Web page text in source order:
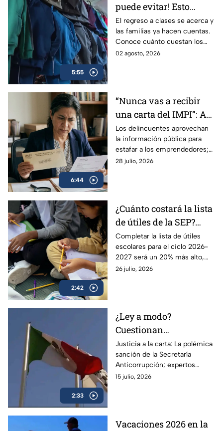
5:55
puede evitar! Esto
gastarán las familias
mexicanas por el
regreso a clases 2026
El regreso a clases se acerca y
las familias ya hacen cuentas.
Conoce cuánto cuestan los
uniformes, dónde buscan
02 agosto, 2026
6:44
“Nunca vas a recibir
una carta del IMPI”: Así
operan las estafas para
“renovar tu marca” en
México; consejos para
protegerse
Los delincuentes aprovechan
la información pública para
estafar a los emprendedores;
les envían una carta
28 julio, 2026
2:42
¿Cuánto costará la lista
de útiles de la SEP?
Adquirir los materiales
escolares será más caro
este ciclo 2026-2027
Completar la lista de útiles
escolares para el ciclo 2026-
2027 será un 20% más alto,
por lo que las familias
26 julio, 2026
2:33
¿Ley a modo?
Cuestionan
incongruencia de la
Secretaría
Anticorrupción tras
multa a la Femexfut
Justicia a la carta: La polémica
sanción de la Secretaría
Anticorrupción; expertos
señalan como incongruente
15 julio, 2026
Vacaciones 2026 en la